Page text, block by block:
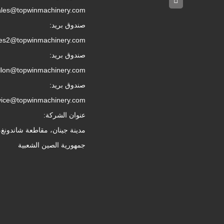
صندوق بريد:
صندوق بريد:
صندوق بريد:
عنوان الشركة:
مدينة جينان، مقاطعة
جمهورية الصين الشعبية